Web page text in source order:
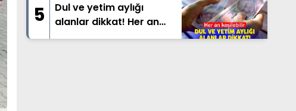
5
Dul ve yetim aylığı
alanlar dikkat! Her an
kesilebilir